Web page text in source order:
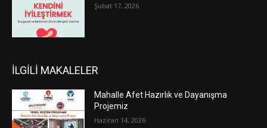
Şubat 17, 2026
İLGİLİ MAKALELER
Mahalle Afet Hazırlık ve Dayanışma
Projemiz
Haziran 14, 2026